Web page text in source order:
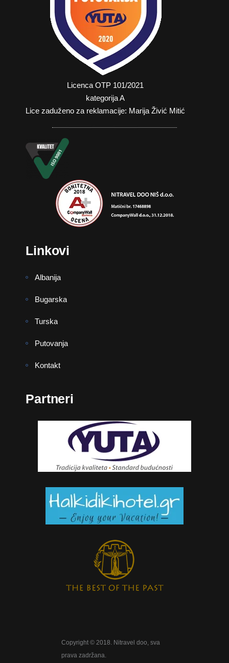
Licenca OTP 101/2021
kategorija A
Lice zaduženo za reklamacije: Marija Živić Mitić
Linkovi
Albanija
Bugarska
Turska
Putovanja
Kontakt
Partneri
Copyright © 2018. Nitravel doo, sva
prava zadržana.